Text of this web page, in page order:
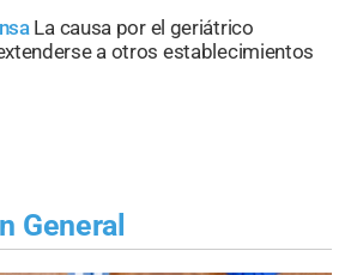
La causa por el geriátrico
a otros establecimientos
General